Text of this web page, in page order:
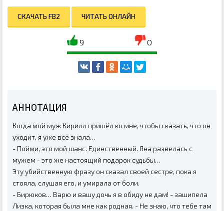
СКАЧАТЬ FB2 ЧИТАТЬ ОНЛАЙН
9 0
АННОТАЦИЯ
Когда мой муж Кирилл пришёл ко мне, чтобы сказать, что он
уходит, я уже всё знала…
- Пойми, это мой шанс. Единственный. Яна развелась с
мужем - это же настоящий подарок судьбы…
Эту убийственную фразу он сказал своей сестре, пока я
стояла, слушая его, и умирала от боли.
- Бирюков… Варю и вашу дочь я в обиду не дам! - зашипела
Лизка, которая была мне как родная. - Не знаю, что тебе там